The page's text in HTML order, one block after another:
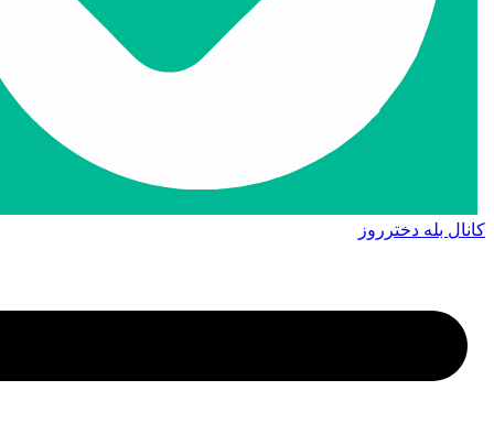
کانال بله دخترروز